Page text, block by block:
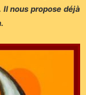
nous propose déjà